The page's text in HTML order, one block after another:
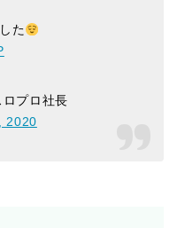
た
プロ社長
2020